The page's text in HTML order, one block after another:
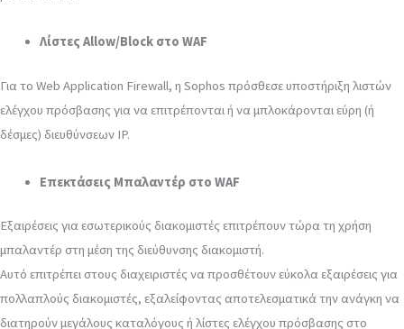
Λίστες Allow/Block στο WAF
Για το Web Application Firewall, η Sophos πρόσθεσε υποστήριξη λιστών
ελέγχου πρόσβασης για να επιτρέπονται ή να μπλοκάρονται εύρη (ή
δέσμες) διευθύνσεων IP.
Επεκτάσεις Μπαλαντέρ στο WAF
Εξαιρέσεις για εσωτερικούς διακομιστές επιτρέπουν τώρα τη χρήση
μπαλαντέρ στη μέση της διεύθυνσης διακομιστή.
Αυτό επιτρέπει στους διαχειριστές να προσθέτουν εύκολα εξαιρέσεις για
πολλαπλούς διακομιστές, εξαλείφοντας αποτελεσματικά την ανάγκη να
διατηρούν μεγάλους καταλόγους ή λίστες ελέγχου πρόσβασης στο